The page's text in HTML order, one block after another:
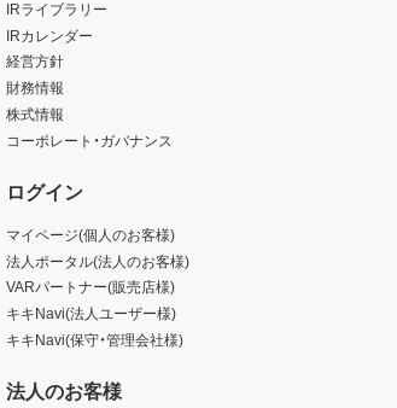
IRライブラリー
IRカレンダー
経営方針
財務情報
株式情報
コーポレート・ガバナンス
ログイン
マイページ(個人のお客様)
法人ポータル(法人のお客様)
VARパートナー(販売店様)
キキNavi(法人ユーザー様)
キキNavi(保守・管理会社様)
法人のお客様